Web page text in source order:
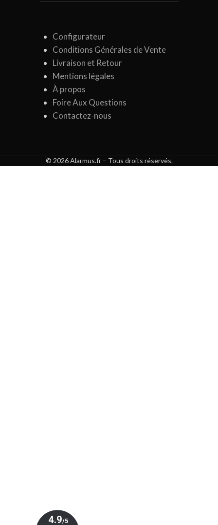
Configurateur
Conditions Générales de Vente
Livraison et Retour
Mentions légales
À propos
Foire Aux Questions
Contactez-nous
© 2026 Alarmus.fr – Tous droits réservés.